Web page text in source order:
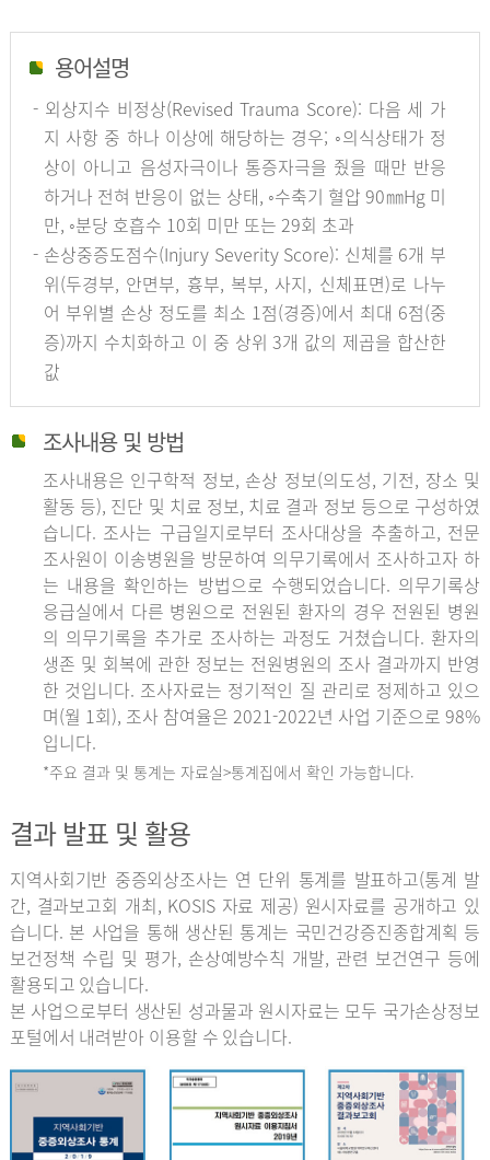
용어설명
- 외상지수 비정상(Revised Trauma Score): 다음 세 가
지 사항 중 하나 이상에 해당하는 경우; ◦의식상태가 정
상이 아니고 음성자극이나 통증자극을 줬을 때만 반응
하거나 전혀 반응이 없는 상태, ◦수축기 혈압 90㎜Hg 미
만, ◦분당 호흡수 10회 미만 또는 29회 초과
- 손상중증도점수(Injury Severity Score): 신체를 6개 부
위(두경부, 안면부, 흉부, 복부, 사지, 신체표면)로 나누
어 부위별 손상 정도를 최소 1점(경증)에서 최대 6점(중
증)까지 수치화하고 이 중 상위 3개 값의 제곱을 합산한
값
조사내용 및 방법
조사내용은 인구학적 정보, 손상 정보(의도성, 기전, 장소 및
활동 등), 진단 및 치료 정보, 치료 결과 정보 등으로 구성하였
습니다. 조사는 구급일지로부터 조사대상을 추출하고, 전문
조사원이 이송병원을 방문하여 의무기록에서 조사하고자 하
는 내용을 확인하는 방법으로 수행되었습니다. 의무기록상
응급실에서 다른 병원으로 전원된 환자의 경우 전원된 병원
의 의무기록을 추가로 조사하는 과정도 거쳤습니다. 환자의
생존 및 회복에 관한 정보는 전원병원의 조사 결과까지 반영
한 것입니다. 조사자료는 정기적인 질 관리로 정제하고 있으
며(월 1회), 조사 참여율은 2021-2022년 사업 기준으로 98%
입니다.
*주요 결과 및 통계는 자료실>통계집에서 확인 가능합니다.
결과 발표 및 활용
지역사회기반 중증외상조사는 연 단위 통계를 발표하고(통계 발
간, 결과보고회 개최, KOSIS 자료 제공) 원시자료를 공개하고 있
습니다. 본 사업을 통해 생산된 통계는 국민건강증진종합계획 등
보건정책 수립 및 평가, 손상예방수칙 개발, 관련 보건연구 등에
활용되고 있습니다.
본 사업으로부터 생산된 성과물과 원시자료는 모두 국가손상정보
포털에서 내려받아 이용할 수 있습니다.